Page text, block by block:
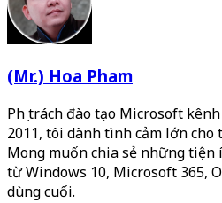
(Mr.) Hoa Pham
Phụ trách đào tạo Microsoft
2011, tôi dành tình cảm lớn
Mong muốn chia sẻ những tiện
từ Windows 10, Microsoft 365,
dùng cuối.